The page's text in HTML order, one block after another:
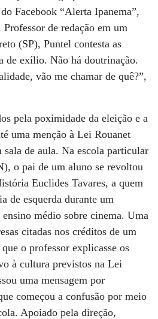
Facebook “Alerta Ipanema”,
de redação em um
(SP), Puntel contesta as
de exílio. Não há doutrinação.
vão me chamar de quê?”,
pela poximidade da eleição e a
uma menção à Lei Rouanet
sala de aula. Na escola particular
o pai de um aluno se revoltou
Euclides Tavares, a quem
de esquerda durante um
médio sobre cinema. Uma
citadas nos créditos de um
o professor explicasse os
à cultura previstos na Lei
uma mensagem por
começou a confusão por meio
Apoiado pela direção,